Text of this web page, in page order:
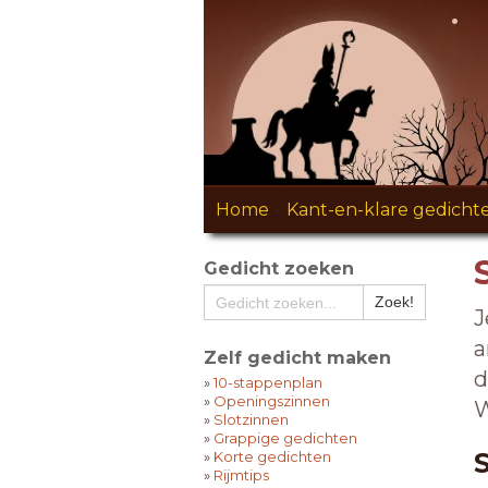
Home Kant-en-klare
Gedicht zoeken
Zelf gedicht maken
»10-stappenplan
» Openingszinnen
» Slotzinnen
» Grappige gedichten
» Korte gedichten
» Rijmtips